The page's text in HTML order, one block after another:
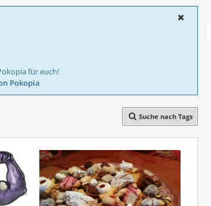
für euch!
Pokopia
Suche nach Tags